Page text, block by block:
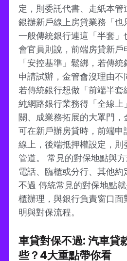
定，則委託代書、走紙本管
銀辦新戶線上房貸業務「也
一般傳統銀行連這「半套」
會官員則說，前端房貸新戶
「安控基準」鬆綁，若傳
申請試辦，金管會沒理由不
若傳統銀行想做「前端半套
純網路銀行業務得「全線上
關、成業務拓展的大罩門，
可在新戶辦房貸時，前端申
線上，後端抵押權設定，則
管道。 常見的對保地點與方
電話、臨櫃或分行、其他約
不過 傳統常見的對保地點
櫃辦理，與銀行負責窗口面
明與對保流程。
車貸對保不過: 汽車貸
些？4大重點帶你看